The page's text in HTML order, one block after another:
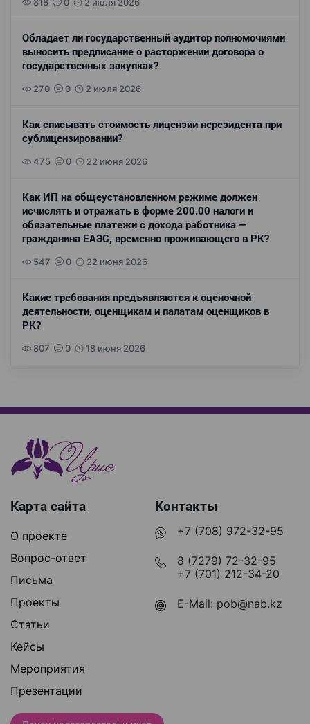
Обладает ли государственный аудитор полномочиями
выносить предписание о расторжении договора о
государственных закупках?
270 0 2 июля 2026
Как списывать стоимость лицензии нерезидента при
сублицензировании?
475 0 22 июня 2026
Как ИП на общеустановленном режиме должен
исчислять и отражать в форме 200.00 налоги и
обязательные платежи с дохода работника —
гражданина ЕАЭС, временно проживающего в РК?
547 0 22 июня 2026
Какие требования предъявляются к оценочной
деятельности, оценщикам и палатам оценщиков в
РК?
807 0 18 июня 2026
Карта сайта
О проекте
Вопрос-ответ
Письма
Проекты
Статьи
Кейсы
Мероприятия
Презентации
Контакты
+7 (708) 972-32-95
8 (7279) 72-32-95
+7 (701) 212-34-20
E-Mail: pob@nab.kz